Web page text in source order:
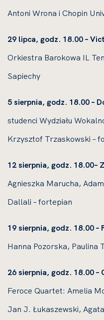
Antoni Wrona i Chopin
29 lipca, godz. 18.00 –
Orkiestra Barokowa IL
Sapiechy
5 sierpnia, godz. 18.00 –
studenci Wydziału
Krzysztof Trzaskowski –
12 sierpnia, godz. 18.00–
Agnieszka Marucha,
Dallali – fortepian
19 sierpnia, godz. 18.00 –
Hanna Pozorska, Paulina
26 sierpnia, godz. 18.00 –
Feroce Quartet: Amelia
Jan J. Łukaszewski,